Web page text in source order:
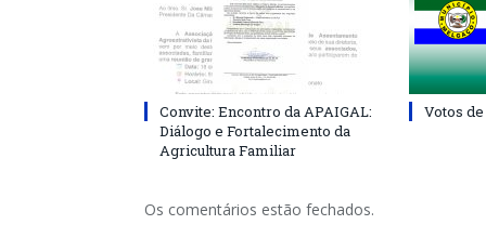
Convite: Encontro da APAIGAL:
Diálogo e Fortalecimento da
Agricultura Familiar
Votos
Os comentários estão fechados.